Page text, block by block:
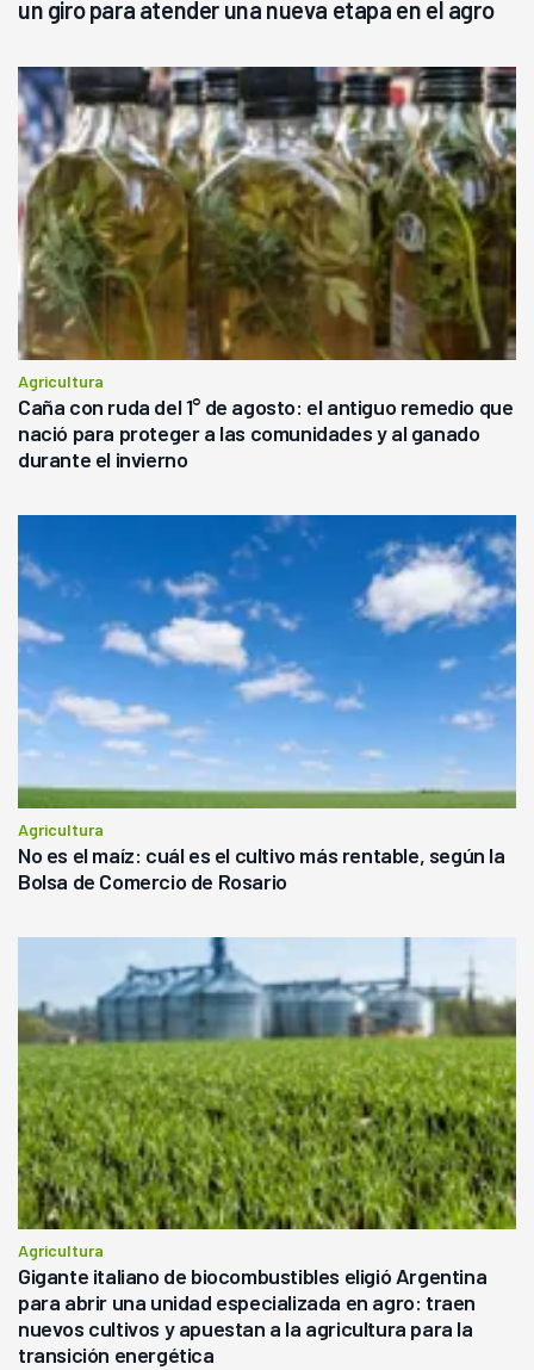
un giro para atender una nueva etapa en el agro
Agricultura
Caña con ruda del 1° de agosto: el antiguo remedio que
nació para proteger a las comunidades y al ganado
durante el invierno
Agricultura
No es el maíz: cuál es el cultivo más rentable, según la
Bolsa de Comercio de Rosario
Agricultura
Gigante italiano de biocombustibles eligió Argentina
para abrir una unidad especializada en agro: traen
nuevos cultivos y apuestan a la agricultura para la
transición energética